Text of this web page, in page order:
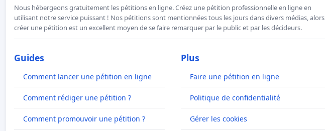
Nous hébergeons gratuitement les pétitions en ligne. Créez une pétition professionnelle en ligne en
utilisant notre service puissant ! Nos pétitions sont mentionnées tous les jours dans divers médias, alors
créer une pétition est un excellent moyen de se faire remarquer par le public et par les décideurs.
Guides
Comment lancer une pétition en ligne
Comment rédiger une pétition ?
Comment promouvoir une pétition ?
Plus
Faire une pétition en ligne
Politique de confidentialité
Gérer les cookies